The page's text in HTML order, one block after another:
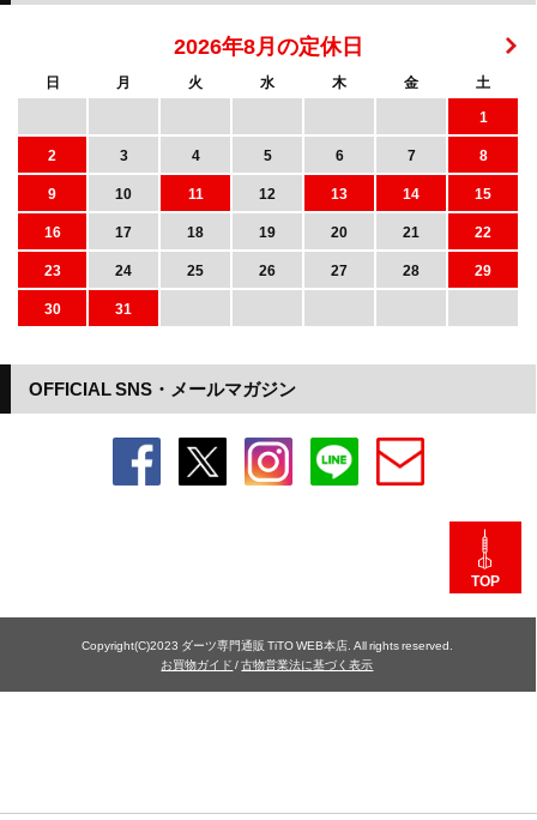
OFFICIAL SNS・メールマガジン
2026年8月の定休日
日 月 火 水 木 金
土
1
2
3 4 5 6 7
8
9
10 11 12 13 14
15
16
17 18 19 20 21
22
23
24 25 26 27 28
29
30
31
TOP
Copyright(C)2023 ダーツ専門通販 TiTO WEB本店. All rights reserved.
お買物ガイド /古物営業法に基づく表示